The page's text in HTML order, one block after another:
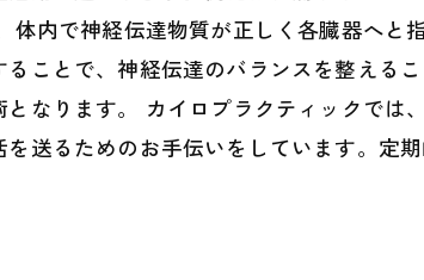
内で神経伝達物質が正しく各臓器へと
ことで、神経伝達のバランスを整える
なります。 カイロプラクティックでは
送るためのお手伝いをしています。定